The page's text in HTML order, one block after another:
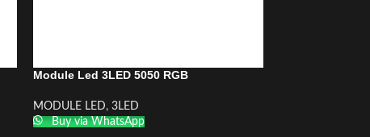
Module Led 3LED 5050 RGB
MODULE LED, 3LED
Buy via WhatsApp